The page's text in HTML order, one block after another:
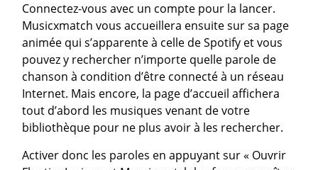
Connectez-vous avec un compte pour la lancer.
Musicxmatch vous accueillera ensuite sur sa page
animée qui s’apparente à celle de Spotify et vous
pouvez y rechercher n’importe quelle parole de
chanson à condition d’être connecté à un réseau
Internet. Mais encore, la page d’accueil affichera
tout d’abord les musiques venant de votre
bibliothèque pour ne plus avoir à les rechercher.
Activer donc les paroles en appuyant sur « Ouvrir